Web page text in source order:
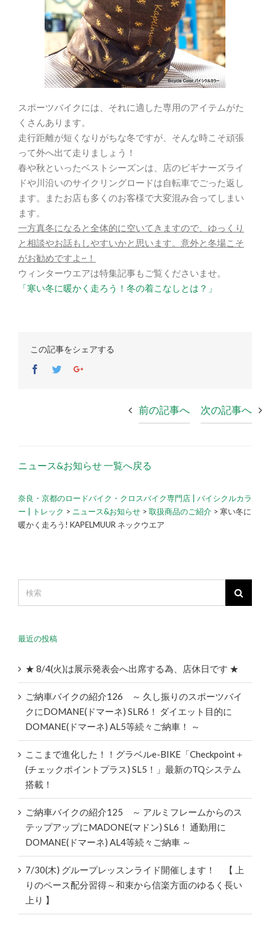
スポーツバイクには、それに適した専用のアイテムがた
くさんあります。
走行距離が短くなりがちな冬ですが、そんな時こそ頑張
って外へ出て走りましょう！
春や秋といったベストシーズンは、店のビギナーズライ
ドや川沿いのサイクリングロードは自転車でごった返し
ます。またお店も多くのお客様で大変混み合ってしまい
ます。
一方真冬になると全体的に空いてきますので、ゆっくり
と相談やお話もしやすいかと思います。意外と冬場こそ
がお勧めですよ~！
ウィンターウエアは特集記事もご覧くださいませ。
「寒い冬に暖かく走ろう！冬の着こなしとは？」
この記事をシェアする
Facebook
TwitterGoogle+
前の記事へ 次の記事へ
ニュース&お知らせ 一覧へ戻る
奈良・京都のロードバイク・クロスバイク専門店 | バイシクルカラ
ー | トレック > ニュース&お知らせ > 取扱商品のご紹介 > 寒い冬に
暖かく走ろう! KAPELMUUR ネックウエア
最近の投稿
★ 8/4(火)は展示発表会へ出席する為、店休日です ★
ご納車バイクの紹介126 ～ 久し振りのスポーツバイ
クにDOMANE(ドマーネ) SLR6！ ダイエット目的に
DOMANE(ドマーネ) AL5等続々ご納車！ ～
ここまで進化した！！グラベルe-BIKE「Checkpoint＋
(チェックポイントプラス) SL5！」最新のTQシステム
搭載！
ご納車バイクの紹介125 ～ アルミフレームからのス
テップアップにMADONE(マドン) SL6！ 通勤用に
DOMANE(ドマーネ) AL4等続々ご納車 ～
7/30(木) グループレッスンライド開催します！ 【 上
りのペース配分習得～和束から信楽方面のゆるく長い
上り 】